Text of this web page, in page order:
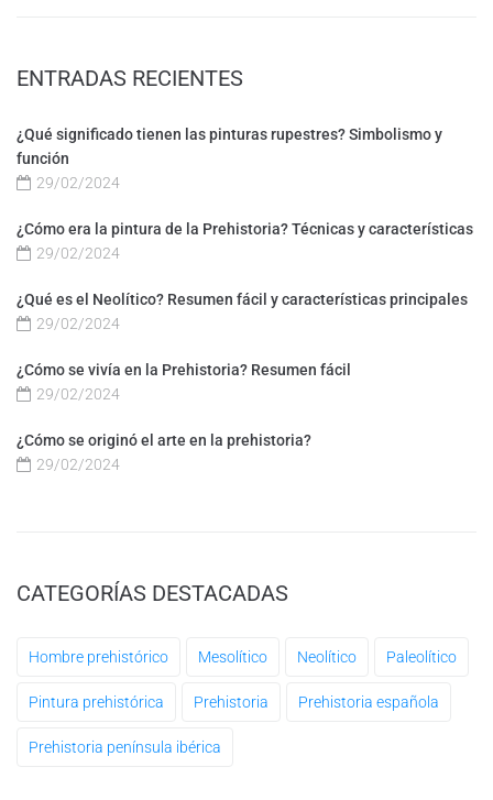
ENTRADAS RECIENTES
¿Qué significado tienen las pinturas rupestres? Simbolismo y
función
29/02/2024
¿Cómo era la pintura de la Prehistoria? Técnicas y características
29/02/2024
¿Qué es el Neolítico? Resumen fácil y características principales
29/02/2024
¿Cómo se vivía en la Prehistoria? Resumen fácil
29/02/2024
¿Cómo se originó el arte en la prehistoria?
29/02/2024
CATEGORÍAS DESTACADAS
Hombre prehistórico Mesolítico Neolítico Paleolítico
Pintura prehistórica Prehistoria Prehistoria española
Prehistoria península ibérica